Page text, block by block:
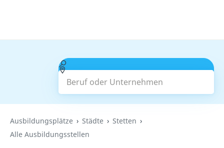
Beruf oder Unternehmen
Suchen
Ausbildungsplätze Städte
Stetten
Alle Ausbildungsstellen